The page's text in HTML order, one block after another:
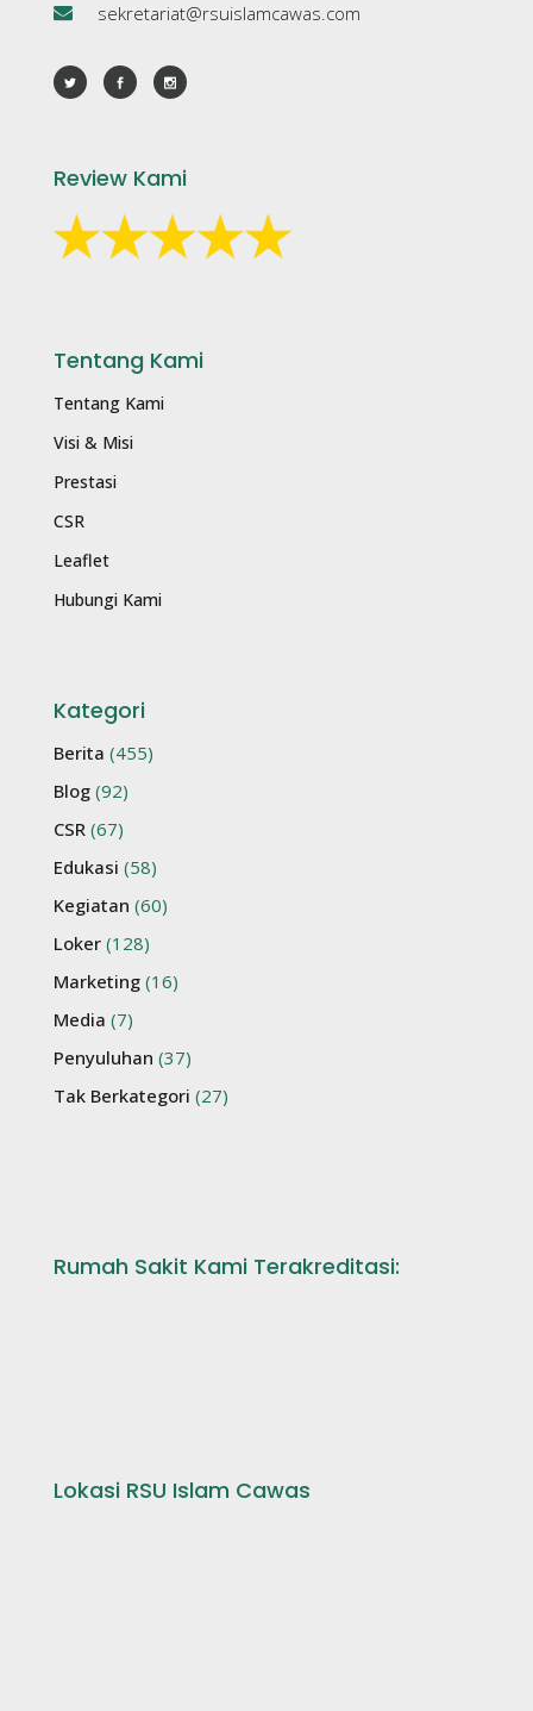
sekretariat@rsuislamcawas.com
Review Kami
Tentang Kami
Tentang Kami
Visi & Misi
Prestasi
CSR
Leaflet
Hubungi Kami
Kategori
Berita (455)
Blog (92)
CSR (67)
Edukasi (58)
Kegiatan (60)
Loker (128)
Marketing (16)
Media (7)
Penyuluhan (37)
Tak Berkategori (27)
Rumah Sakit Kami Terakreditasi:
Lokasi RSU Islam Cawas